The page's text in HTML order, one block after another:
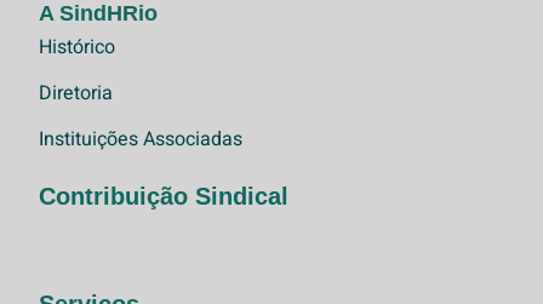
A SindHRio
Histórico
Diretoria
Instituições Associadas
Contribuição Sindical